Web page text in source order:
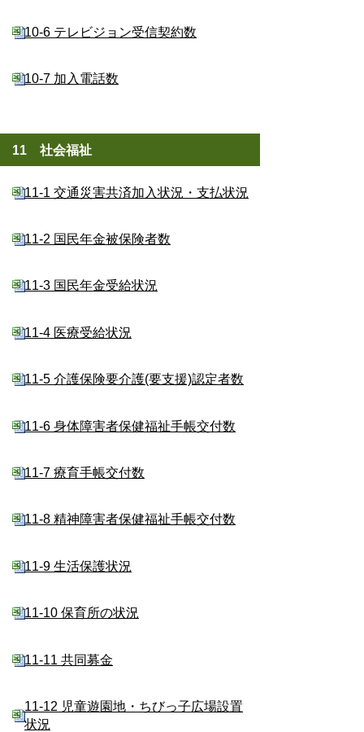
10-6 テレビジョン受信契約数
10-7 加入電話数
11 社会福祉
11-1 交通災害共済加入状況・支払状況
11-2 国民年金被保険者数
11-3 国民年金受給状況
11-4 医療受給状況
11-5 介護保険要介護(要支援)認定者数
11-6 身体障害者保健福祉手帳交付数
11-7 療育手帳交付数
11-8 精神障害者保健福祉手帳交付数
11-9 生活保護状況
11-10 保育所の状況
11-11 共同募金
11-12 児童遊園地・ちびっ子広場設置
状況